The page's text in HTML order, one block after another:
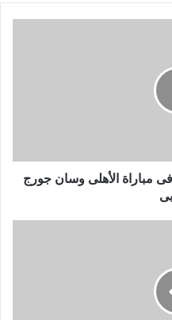
مباراة الأهلى وسان جورج